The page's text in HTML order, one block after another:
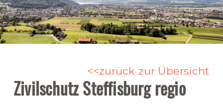
zurück zur Übersicht
Zivilschutz Steffisburg regio